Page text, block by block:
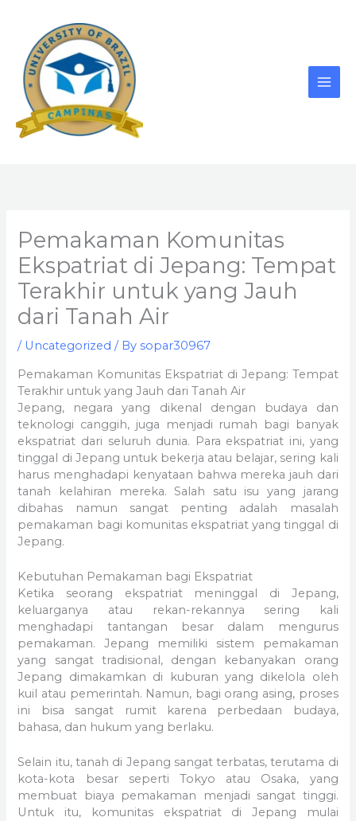
content
Pemakaman Komunitas
Ekspatriat di Jepang: Tempat
Terakhir untuk yang Jauh
dari Tanah Air
/ Uncategorized / Bysopar30967
Pemakaman Komunitas Ekspatriat di Jepang: Tempat
Terakhir untuk yang Jauh dari Tanah Air
Jepang, negara yang dikenal dengan budaya dan
teknologi canggih, juga menjadi rumah bagi banyak
ekspatriat dari seluruh dunia. Para ekspatriat ini, yang
tinggal di Jepang untuk bekerja atau belajar, sering kali
harus menghadapi kenyataan bahwa mereka jauh dari
tanah kelahiran mereka. Salah satu isu yang jarang
dibahas namun sangat penting adalah masalah
pemakaman bagi komunitas ekspatriat yang tinggal di
Jepang.
Kebutuhan Pemakaman bagi Ekspatriat
Ketika seorang ekspatriat meninggal di Jepang,
keluarganya atau rekan-rekannya sering kali
menghadapi tantangan besar dalam mengurus
pemakaman. Jepang memiliki sistem pemakaman
yang sangat tradisional, dengan kebanyakan orang
Jepang dimakamkan di kuburan yang dikelola oleh
kuil atau pemerintah. Namun, bagi orang asing, proses
ini bisa sangat rumit karena perbedaan budaya,
bahasa, dan hukum yang berlaku.
Selain itu, tanah di Jepang sangat terbatas, terutama di
kota-kota besar seperti Tokyo atau Osaka, yang
membuat biaya pemakaman menjadi sangat tinggi.
Untuk itu, komunitas ekspatriat di Jepang mulai